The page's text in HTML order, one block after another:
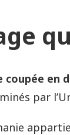
coupée en
par